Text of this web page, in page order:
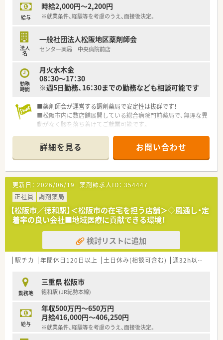
給与
時給2,000円～2,200円
※就業条件、経験等を考慮のうえ、面接後決定。
法人
名
一般社団法人松阪地区薬剤師会
センター薬局 中央病院前店
勤務
時間
月火水木金
08：30～17：30
※週5日勤務、16：30までの勤務なども相談可能です
■薬剤師会が運営する調剤薬局で安定性は抜群です！
■松阪市内に数店舗展開している総合病院門前薬局で、無理な異
動がなく腰を落ち着けてご就業可能です。
っています。
■任意参加の勉強会などを開催しており、スキルアップできる環
境です！
■希少な土日休み！
■16：30までの勤務など、柔軟にご相談可能です
■残業は全社平均平均7時間/月と、プライベートの時間も大切に
していただけます。
詳細を見る お問い合わせ
更新日： 2026/06/19 薬剤師求人ID： 354447
正社員
調剤薬局
【松阪市／徳和駅】＜松阪市の在宅を担う店舗＞◇風通し・定
着率の良い会社■地域医療に貢献できる環境！
検討リストに追加
駅チカ 年間休日120日以上 土日休み(相談可含む) 週32h以上
勤務地
三重県 松阪市
徳和駅 (JR紀勢本線)
給与
年収500万円～650万円
月給416,000円～406,250円
※就業条件、経験等を考慮のうえ、面接後決定。